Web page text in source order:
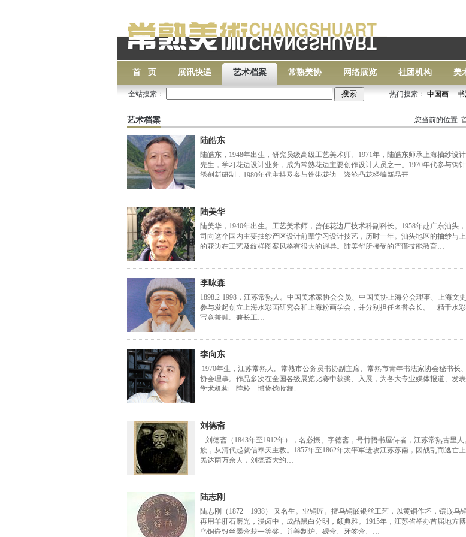
首 页 展讯快递 艺术档案 常熟美协 网络展览 社团机构 美
全站搜索： 热门搜索： 中国画
艺术档案 您当前的位置:
陆皓东
陆皓东，1948年出生，研究员级高级工艺美术师。1971年，陆皓东师承上海抽纱设
先生，学习花边设计业务，成为常熟花边主要创作设计人员之一。1970年代参与钩
绣创新研制，1980年代主持及参与饰带花边、涤纶凸花经编新品开…
陆美华
陆美华，1940年出生。工艺美术师，曾任花边厂技术科副科长。1958年赴广东汕头
司向这个国内主要抽纱产区设计前辈学习设计技艺，历时一年。汕头地区的抽纱与
的花边在工艺及纹样图案风格有很大的迥异。陆美华所接受的严谨技能教育…
李咏森
1898.2-1998，江苏常熟人。中国美术家协会会员、中国美协上海分会理事、上海文史
参与发起创立上海水彩画研究会和上海粉画学会，并分别担任名誉会长。 精于水
写意兼融。兼长工…
李向东
1970年生，江苏常熟人。常熟市公务员书协副主席、常熟市青年书法家协会秘书长
协会理事。作品多次在全国各级展览比赛中获奖、入展，为各大专业媒体报道、发
学术机构、院校、博物馆收藏。
刘德斋
刘德斋（1843年至1912年），名必振、字德斋，号竹悟书屋侍者，江苏常熟古里
族，从清代起就信奉天主教。1857年至1862年太平军进攻江苏苏南，因战乱而逃亡
民达两万余人，刘德斋大约…
陆志刚
陆志刚（1872—1938） 又名生。业铜匠。擅乌铜嵌银丝工艺，以黄铜作坯，镶嵌乌
再用羊肝石磨光，浸卤中，成品黑白分明，颇典雅。1915年，江苏省举办首届地方
乌铜嵌银丝墨盒获一等奖。并善制炉、砚盒、牙签盒、…